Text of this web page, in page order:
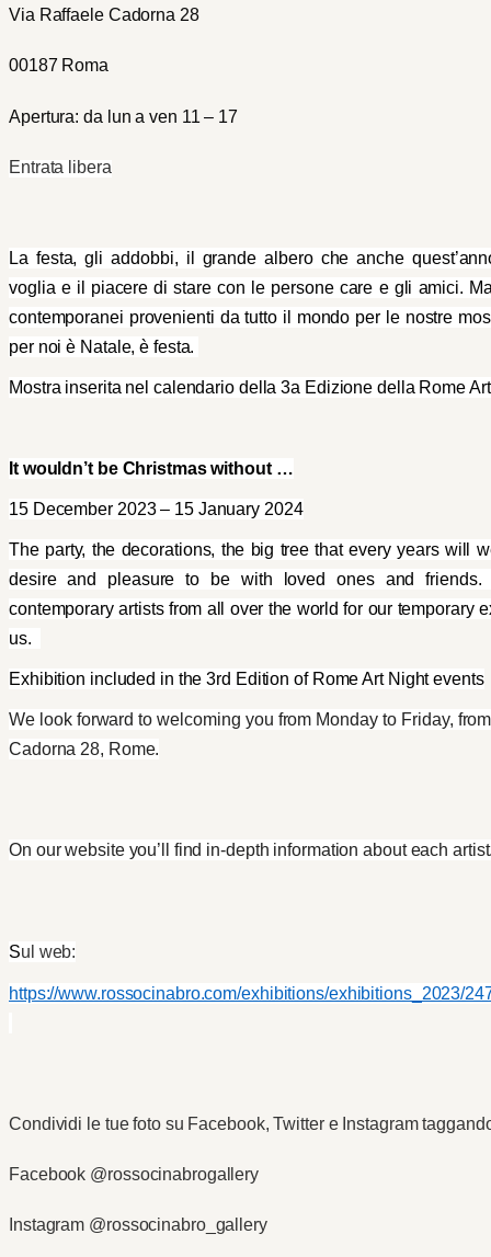
Via Raffaele Cadorna 28
00187 Roma
Apertura: da lun a ven 11 – 17
Entrata libera
La festa, gli addobbi, il grande albero che anche
voglia e il piacere di stare con le persone care e gli amici.
contemporanei provenienti da tutto il mondo per le nostre
per noi è Natale, è festa.
Mostra inserita nel calendario della 3a Edizione della Rome
It wouldn’t be Christmas without …
15 December 2023 – 15 January 2024
The party, the decorations, the big tree that every years will
desire and pleasure to be with loved ones and
contemporary artists from all over the world for our temporary
us.
Exhibition included in the 3rd Edition of Rome Art Night events
We look forward to welcoming you from Monday to Friday,
Cadorna 28, Rome.
On our website you’ll find in-depth information about each
Sul web:
https://www.rossocinabro.com/exhibitions/exhibitions_2023/
Condividi le tue foto su Facebook, Twitter e Instagram
Facebook @rossocinabrogallery
Instagram @rossocinabro_gallery